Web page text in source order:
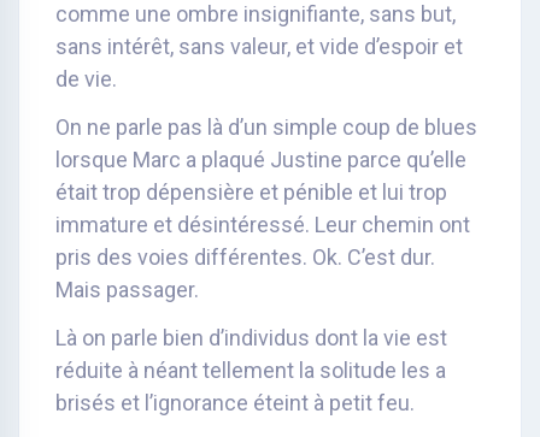
comme une ombre insignifiante, sans but,
sans intérêt, sans valeur, et vide d’espoir et
de vie.
On ne parle pas là d’un simple coup de blues
lorsque Marc a plaqué Justine parce qu’elle
était trop dépensière et pénible et lui trop
immature et désintéressé. Leur chemin ont
pris des voies différentes. Ok. C’est dur.
Mais passager.
Là on parle bien d’individus dont la vie est
réduite à néant tellement la solitude les a
brisés et l’ignorance éteint à petit feu.